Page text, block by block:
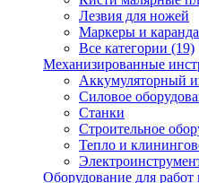
Лезвия для ножей
Маркеры и
Все категории (19)
Механизированные
Аккумуляторный
Силовое
Станки
Строительное
Тепло и
Оборудование для работ